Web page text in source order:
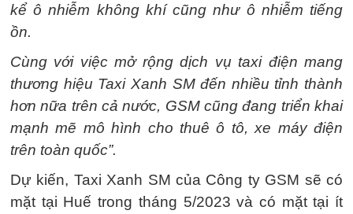
kể ô nhiễm không khí cũng như ô nhiễm tiếng
ồn.
Cùng với việc mở rộng dịch vụ taxi điện mang
thương hiệu Taxi Xanh SM đến nhiều tỉnh thành
hơn nữa trên cả nước, GSM cũng đang triển khai
mạnh mẽ mô hình cho thuê ô tô, xe máy điện
trên toàn quốc”.
Dự kiến, Taxi Xanh SM của Công ty GSM sẽ có
mặt tại Huế trong tháng 5/2023 và có mặt tại ít